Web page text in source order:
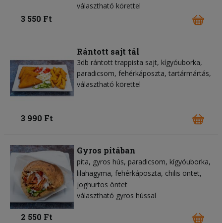
választható körettel
3 550 Ft
Rántott sajt tál
3db rántott trappista sajt, kígyóuborka,
paradicsom, fehérkáposzta, tartármártás,
választható körettel
3 990 Ft
Gyros pitában
pita gyros hús paradicsom kígyóuborka
lilahagyma fehérkáposzta chilis öntet
joghurtos öntet
választható gyros hússal
2 550 Ft